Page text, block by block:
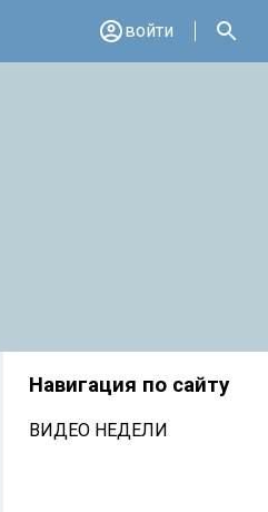
войти
Навигация по сайту
ВИДЕО НЕДЕЛИ